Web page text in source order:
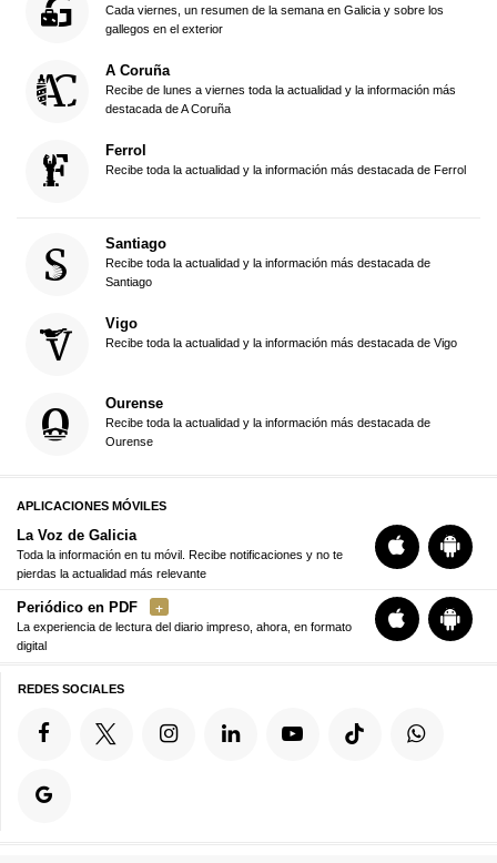
Cada viernes, un resumen de la semana en Galicia y sobre los
gallegos en el exterior
A Coruña
Recibe de lunes a viernes toda la actualidad y la información más
destacada de A Coruña
Ferrol
Recibe toda la actualidad y la información más destacada de Ferrol
Santiago
Recibe toda la actualidad y la información más destacada de
Santiago
Vigo
Recibe toda la actualidad y la información más destacada de Vigo
Ourense
Recibe toda la actualidad y la información más destacada de
Ourense
APLICACIONES MÓVILES
La Voz de Galicia
Toda la información en tu móvil. Recibe notificaciones y no te
pierdas la actualidad más relevante
Periódico en PDF
La experiencia de lectura del diario impreso, ahora, en formato
digital
REDES SOCIALES